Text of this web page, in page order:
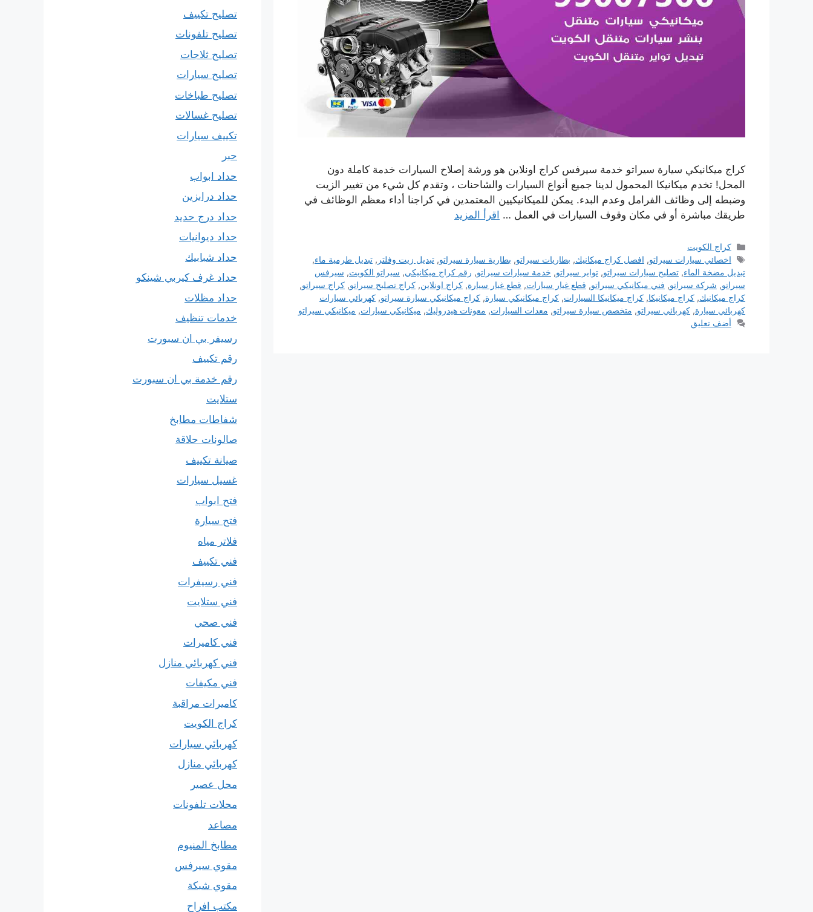
كراج ميكانيكي سيارة سيراتو خدمة سيرفس كراج اونلاين هو ورشة إصلاح السيارات خدمة كاملة دون
المحل! تخدم ميكانيكا المحمول لدينا جميع أنواع السيارات والشاحنات ، وتقدم كل شيء من تغيير الزيت
وضبطه إلى وظائف الفرامل وعدم البدء. يمكن للميكانيكيين المعتمدين في كراجنا أداء معظم الوظائف في
طريقك مباشرة أو في مكان وقوف السيارات في العمل … اقرأ المزيد
التصنيفات
كراج الكويت
الوسوم
اخصائي سيارات سيراتو, افصل كراج ميكانيك, بطاريات سيراتو, بطارية سيارة سيراتو,تبديل زيت وفلتر ,تبديل طرمية ماء,
تبديل مضخة الماء, تصليح سيارات سيراتو, تواير سيراتو, خدمة سيارات سيراتو, رقم كراج ميكانيكي, سيراتو الكويت, سيرفس
سيراتو, شركة سيراتو, فني ميكانيكي سيراتو, قطع غيار سيارات, قطع غيار سيارة, كراج اونلاين, كراج تصليح سيراتو, كراج سيراتو,
كراج ميكانيك, كراج ميكانيكا, كراج ميكانيكا السيارات, كراج ميكانيكي سيارة, كراج ميكانيكي سيارة سيراتو, كهربائي سيارات
كهربائي سيارة, كهربائي سيراتو, متخصص سيارة سيراتو, معدات السيارات, معونات هيدروليك, ميكانيكي سيارات, ميكانيكي سيراتو
أضف تعليق
تصليح تكييف
تصليح تلفونات
تصليح ثلاجات
تصليح سيارات
تصليح طباخات
تصليح غسالات
تكييف سيارات
حبر
حداد ابواب
حداد درابزين
حداد درج حديد
حداد ديوانيات
حداد شبابيك
حداد غرف كيربي شينكو
حداد مظلات
خدمات تنظيف
رسيفر بي ان سبورت
رقم تكييف
رقم خدمة بي ان سبورت
ستلايت
شفاطات مطابخ
صالونات حلاقة
صيانة تكييف
غسيل سيارات
فتح ابواب
فتح سيارة
فلاتر مياه
فني تكييف
فني رسيفرات
فني ستلايت
فني صحي
فني كاميرات
فني كهربائي منازل
فني مكيفات
كاميرات مراقبة
كراج الكويت
كهربائي سيارات
كهربائي منازل
محل عصير
محلات تلفونات
مصاعد
مطابخ المنيوم
مقوي سيرفس
مقوي شبكة
مكتب افراح